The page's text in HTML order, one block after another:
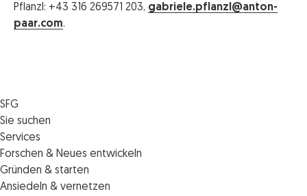
Pflanzl: +43 316 269571 203, gabriele.pflanzl@anton-
paar.com.
SFG
Die SFG
Jobs
Medienservice
Informiert bleiben
Kontakt
Sie suchen
Förderungen
Finanzierungen
Standortentwicklung
Persönliche Beratung
Services
Veranstaltungen
News
IMPULS.ST
Forschen & Neues entwickeln
Standortcoaching
Terminbuchung Standortcoaching
Gründen & starten
Startupmark
Ansiedeln & vernetzen